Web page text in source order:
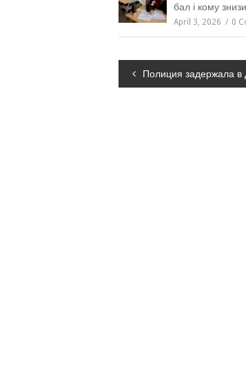
бал і кому
April 3, 2026 0
Навігація